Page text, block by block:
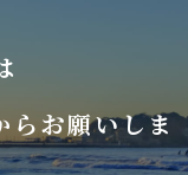
お願いしま